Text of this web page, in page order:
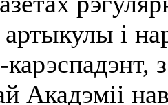
і
Акадэміі